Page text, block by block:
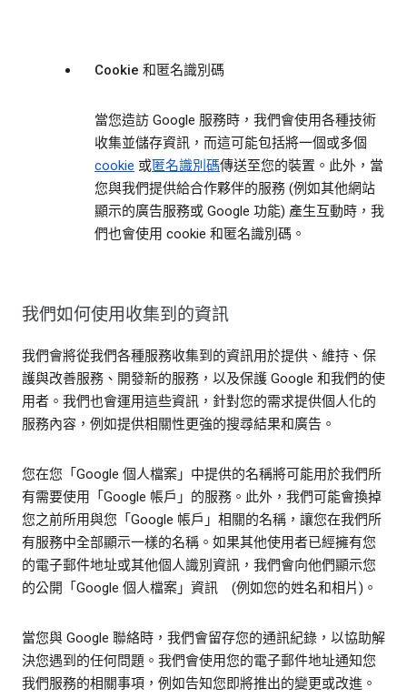
Cookie 和匿名識別碼
當您造訪 Google 服務時，我們會使用各種技術
收集並儲存資訊，而這可能包括將一個或多個
cookie 或匿名識別碼傳送至您的裝置。此外，當
您與我們提供給合作夥伴的服務 (例如其他網站
顯示的廣告服務或 Google 功能) 產生互動時，我
們也會使用 cookie 和匿名識別碼。
我們如何使用收集到的資訊
我們會將從我們各種服務收集到的資訊用於提供、維持、保
護與改善服務、開發新的服務，以及保護 Google 和我們的使
用者。我們也會運用這些資訊，針對您的需求提供個人化的
服務內容，例如提供相關性更強的搜尋結果和廣告。
您在您「Google 個人檔案」中提供的名稱將可能用於我們所
有需要使用「Google 帳戶」的服務。此外，我們可能會換掉
您之前所用與您「Google 帳戶」相關的名稱，讓您在我們所
有服務中全部顯示一樣的名稱。如果其他使用者已經擁有您
的電子郵件地址或其他個人識別資訊，我們會向他們顯示您
的公開「Google 個人檔案」資訊 (例如您的姓名和相片)。
當您與 Google 聯絡時，我們會留存您的通訊紀錄，以協助解
決您遇到的任何問題。我們會使用您的電子郵件地址通知您
我們服務的相關事項，例如告知您即將推出的變更或改進。